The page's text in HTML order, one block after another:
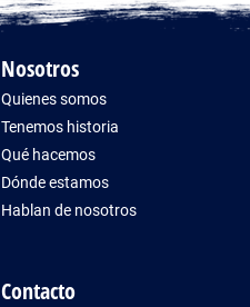
Nosotros
Quienes somos
Tenemos historia
Qué hacemos
Dónde estamos
Hablan de nosotros
Contacto